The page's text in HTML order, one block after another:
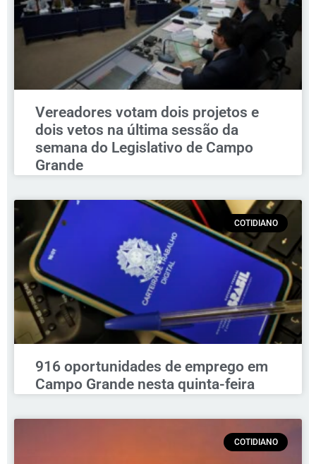
Vereadores votam dois projetos e
dois vetos na última sessão da
semana do Legislativo de Campo
Grande
COTIDIANO
916 oportunidades de emprego em
Campo Grande nesta quinta-feira
COTIDIANO